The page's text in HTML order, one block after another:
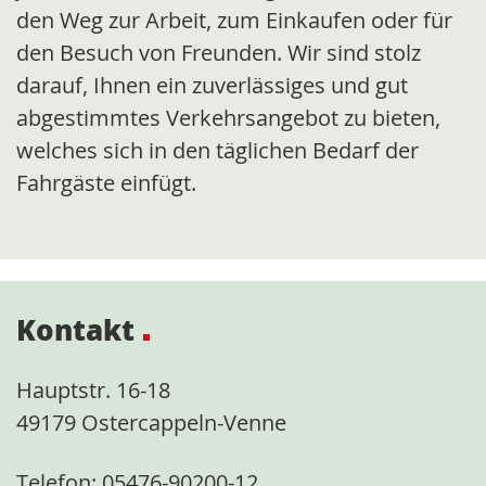
den Weg zur Arbeit, zum Einkaufen oder für
den Besuch von Freunden. Wir sind stolz
darauf, Ihnen ein zuverlässiges und gut
abgestimmtes Verkehrsangebot zu bieten,
welches sich in den täglichen Bedarf der
Fahrgäste einfügt.
Kontakt
Hauptstr. 16-18
49179 Ostercappeln-Venne